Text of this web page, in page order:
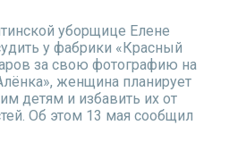
уборщице Елене
у фабрики «Красный
за свою фотографию на
женщина планирует
детям и избавить их от
Об этом 13 мая сообщил